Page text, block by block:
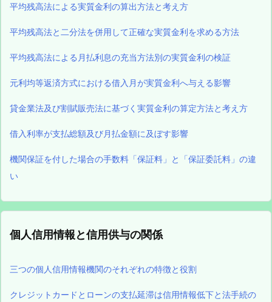
平均残高法による実質金利の算出方法と考え方
平均残高法と二分法を併用して正確な実質金利を求める方法
平均残高法による月払利息の充当方法別の実質金利の検証
元利均等返済方式における借入月が実質金利へ与える影響
貸金業法及び割賦販売法に基づく実質金利の算定方法と考え方
借入利率が支払総額及び月払金額に及ぼす影響
機関保証を付した場合の手数料「保証料」と「保証委託料」の違
い
個人信用情報と信用供与の関係
三つの個人信用情報機関のそれぞれの特徴と役割
クレジットカードとローンの支払延滞は信用情報低下と法手続の